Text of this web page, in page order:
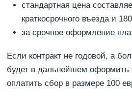
стандартная цена
краткосрочного въезда и
за срочное оформление
Если контракт не годовой, а
будет в дальнейшем оформить
оплатить сбор в размере 100